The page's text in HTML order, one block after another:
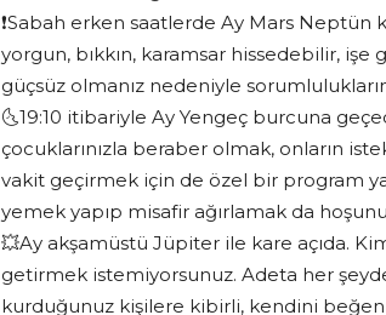
❗️Sabah erken saatlerde Ay Mars
yorgun, bıkkın, karamsar hissedebilir,
güçsüz olmanız nedeniyle
🌜19:10 itibariyle Ay Yengeç burcuna
çocuklarınızla beraber olmak, onların
vakit geçirmek için de özel bir program
yemek yapıp misafir ağırlamak da
💥Ay akşamüstü Jüpiter ile kare açıda.
getirmek istemiyorsunuz. Adeta her
kurduğunuz kişilere kibirli, kendini